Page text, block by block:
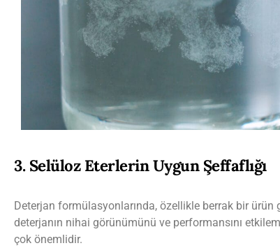
3. Selüloz Eterlerin Uygun Şeffaflığı
Deterjan formülasyonlarında, özellikle berrak bir
deterjanın nihai görünümünü ve performansını
çok önemlidir.